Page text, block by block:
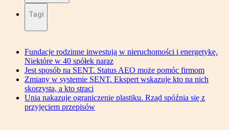
Tagi
Fundacje rodzinne inwestują w nieruchomości i energetykę.
Niektóre w 40 spółek naraz
Jest sposób na SENT. Status AEO może pomóc firmom
Zmiany w systemie SENT. Ekspert wskazuje kto na nich
skorzysta, a kto straci
Unia nakazuje ograniczenie plastiku. Rząd spóźnia się z
przyjęciem przepisów